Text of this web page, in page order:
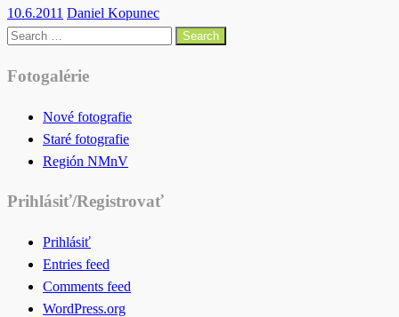
Posted
on
10.6.2011 Daniel Kopunec
Search
Fotogalérie
Nové fotografie
Staré fotografie
Región NMnV
Prihlásiť/Registrovať
Prihlásiť
Entries feed
Comments feed
WordPress.org